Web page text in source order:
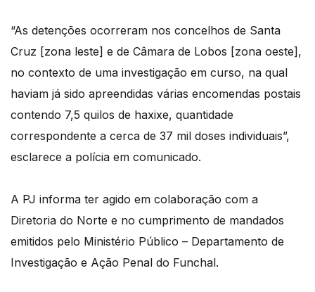
“As detenções ocorreram nos concelhos de Santa
Cruz [zona leste] e de Câmara de Lobos [zona oeste],
no contexto de uma investigação em curso, na qual
haviam já sido apreendidas várias encomendas postais
contendo 7,5 quilos de haxixe, quantidade
correspondente a cerca de 37 mil doses individuais”,
esclarece a polícia em comunicado.
A PJ informa ter agido em colaboração com a
Diretoria do Norte e no cumprimento de mandados
emitidos pelo Ministério Público – Departamento de
Investigação e Ação Penal do Funchal.